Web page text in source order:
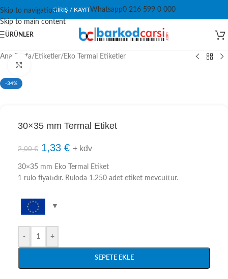
Skip to navigation
Skip to main content
GIRIŞ / KAYITWhatsapp0 216 599 0 000
ÜRÜNLER
Ana Sayfa/ Etiketler/ Eko Termal Etiketler
-34%
30×35 mm Termal Etiket
2,00€ 1,33 € + kdv
30×35 mm Eko Termal Etiket
1 rulo fiyatıdır. Ruloda 1.250 adet etiket mevcuttur.
- +
SEPETE EKLE